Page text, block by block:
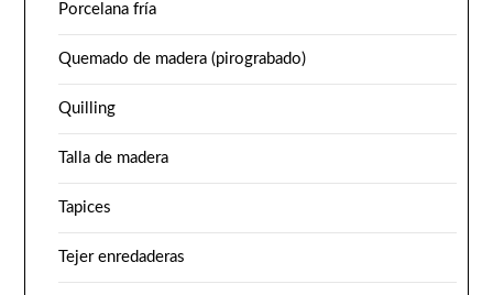
Porcelana fría
Quemado de madera (pirograbado)
Quilling
Talla de madera
Tapices
Tejer enredaderas